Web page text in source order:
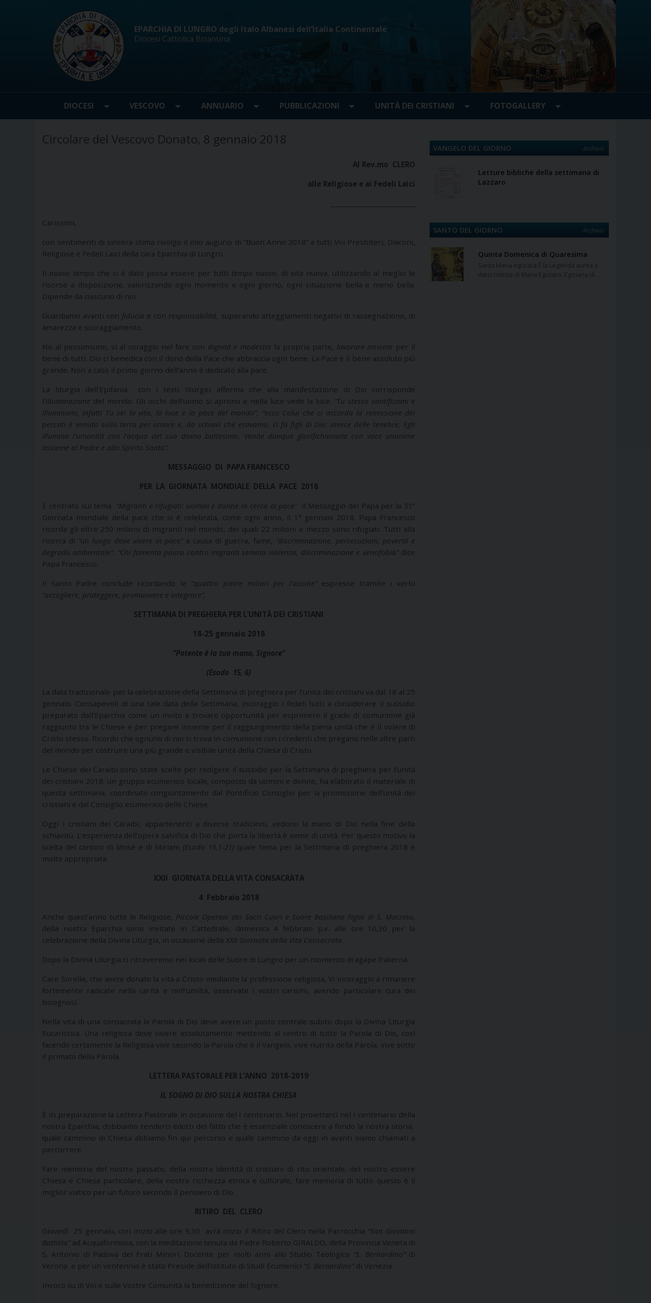
EPARCHIA DI LUNGRO degli Italo Albanesi dell’Italia Continentale
Diocesi Cattolica Bizantina
DIOCESI VESCOVO ANNUARIO PUBBLICAZIONI UNITÀ DEI CRISTIANI FOTOGALLERY
Circolare del Vescovo Donato, 8 gennaio 2018
Al Rev.mo CLERO
alle Religiose e ai Fedeli Laici
Carissimi,
con sentimenti di sincera stima rivolgo il mio augurio di “Buon Anno 2018” a tutti Voi Presbiteri, Diaconi,
Religiose e Fedeli Laici della cara Eparchia di Lungro.
Il nuovo tempo che ci è dato possa essere per tutti tempo nuovo,
di vita nuova, utilizzando al meglio le
risorse a disposizione, valorizzando ogni momento e ogni giorno, ogni situazione bella e meno bella.
Dipende da ciascuno di noi.
Guardiamo avanti con fiducia e con responsabilità, superando atteggiamenti negativi di rassegnazione, di
amarezza e scoraggiamento.
No al pessimismo, sì al coraggio nel fare con dignità e modestia la propria parte, lavorare insieme per il
bene di tutti. Dio ci benedica con il dono della Pace che abbraccia ogni bene. La Pace è il bene assoluto più
grande. Non a caso il primo giorno dell’anno è dedicato alla pace.
La liturgia dell’Epifania con i testi liturgici afferma che alla manifestazione di Dio corrisponde
l’illuminazione del mondo. Gli occhi dell’uomo si aprono e nella luce vede la luce. “Tu stesso santificami e
illuminami, infatti Tu sei la vita, la luce e la pace del mondo”, “ecco Colui che ci accorda la remissione dei
peccati è venuto sulla terra per amore e, da schiavi che eravamo, ci fa figli di Dio; invece delle tenebre, Egli
illumina l’umanità con l’acqua del suo divino battesimo. Venite dunque glorifichiamolo con voce unanime
assieme al Padre e allo Spirito Santo”.
MESSAGGIO DI PAPA FRANCESCO
PER LA GIORNATA MONDIALE DELLA PACE 2018
È centrato sul tema “Migranti e rifugiati: uomini e donne in cerca di pace” il Messaggio del Papa per la 51ª
Giornata mondiale della pace che si è celebrata, come ogni anno, il 1° gennaio 2018. Papa Francesco
ricorda gli oltre 250 milioni di migranti nel mondo, dei quali 22 milioni e mezzo sono rifugiati. Tutti alla
ricerca di “un luogo dove vivere in pace”a causa di guerra, fame, “discriminazione, persecuzioni, povertà e
degrado ambientale”. “Chi fomenta paura contro migranti semina violenza, discriminazione e xenofobia”dice
Papa Francesco.
Il Santo Padre conclude ricordando le “quattro pietre miliari per l’azione” espresse tramite i verbi
“accogliere, proteggere, promuovere e integrare”.
SETTIMANA DI PREGHIERA PER L’UNITÀ DEI CRISTIANI
18-25 gennaio 2018
“Potente è la tua mano, Signore”
(Esodo 15, 6)
La data tradizionale per la celebrazione della Settimana di preghiera per l’unità dei cristiani va dal 18 al 25
gennaio. Consapevoli di una tale data della Settimana, incoraggio i fedeli tutti a considerare il sussidio
preparato dall’Eparchia come un invito a trovare opportunità per esprimere il grado di comunione già
raggiunto tra le Chiese e per pregare insieme per il raggiungimento della piena unità che è il volere di
Cristo stesso. Ricordo che ognuno di noi si trova in comunione con i credenti che pregano nelle altre parti
del mondo per costruire una più grande e visibile unità della Chiesa di Cristo.
Le Chiese dei Caraibi sono state scelte per redigere il sussidio per la Settimana di preghiera per l’unità
dei cristiani 2018; un gruppo ecumenico locale, composto da uomini e donne, ha elaborato il materiale di
questa settimana, coordinato congiuntamente dal Pontificio Consiglio per la promozione dell’unità dei
cristiani e dal Consiglio ecumenico delle Chiese.
Oggi i cristiani dei Caraibi, appartenenti a diverse tradizioni, vedono la mano di Dio nella fine della
schiavitù. L’esperienza dell’opera salvifica di Dio che porta la libertà è seme di unità. Per questo motivo la
scelta del cantico di Mosè e di Miriam (Esodo 15,1-21) quale tema per la Settimana di preghiera 2018 è
molto appropriata.
XXII GIORNATA DELLA VITA CONSACRATA
4 Febbraio 2018
Anche quest’anno tutte le Religiose, Piccole Operaie dei Sacri Cuori e Suore Basiliane Figlie di S. Macrina,
della nostra Eparchia sono invitate in Cattedrale, domenica 4 febbraio p.v. alle ore 10,30 per la
celebrazione della Divina Liturgia, in occasione della XXII Giornata della Vita Consacrata.
Dopo la Divina Liturgia ci ritroveremo nei locali delle Suore di Lungro per un momento di agape fraterna.
Care Sorelle, che avete donato la vita a Cristo mediante la professione religiosa, Vi incoraggio a rimanere
fortemente radicate nella carità e nell’umiltà, osservate i vostri carismi, avendo particolare cura dei
bisognosi.
Nella vita di una consacrata la Parola di Dio deve avere un posto centrale subito dopo la Divina Liturgia
Eucaristica. Una religiosa deve vivere assolutamente mettendo al centro di tutto la Parola di Dio, così
facendo certamente la Religiosa vive secondo la Parola che è il Vangelo, vive nutrita della Parola, vive sotto
il primato della Parola.
LETTERA PASTORALE PER L’ANNO 2018-2019
IL SOGNO DI DIO SULLA NOSTRA CHIESA
È in preparazione la Lettera Pastorale in occasione del I centenario. Nel proiettarci nel I centenario della
nostra Eparchia, dobbiamo renderci edotti del fatto che è essenziale conoscere a fondo la nostra storia;
quale cammino di Chiesa abbiamo fin qui percorso e quale cammino da oggi in avanti siamo chiamati a
percorrere.
Fare memoria del nostro passato, della nostra identità di cristiani di rito orientale, del nostro essere
Chiesa e Chiesa particolare, della nostra ricchezza etnica e culturale, fare memoria di tutto questo è il
miglior viatico per un futuro secondo il pensiero di Dio.
RITIRO DEL CLERO
Giovedì 25 gennaio, con inizio alle ore 9,30 avrà inizio il Ritiro del Clero nella Parrocchia “San Giovanni
Battista”ad Acquaformosa, con la meditazione tenuta da Padre Roberto GIRALDO, della Provincia Veneta di
S. Antonio di Padova dei Frati Minori. Docente per molti anni allo Studio Teologico “S. Bernardino” di
Verona e per un ventennio è stato Preside dell’Istituto di Studi Ecumenici “S. Bernardino” di Venezia.
Invoco su di Voi e sulle Vostre Comunità la benedizione del Signore.
VANGELO DEL GIORNO Archivio
Letture bibliche della settimana di
Lazzaro
SANTO DEL GIORNO Archivio
Quinta Domenica di Quaresima
Santa Maria egiziaca È la Legenda aurea a
darci notizia di Maria Egiziaca. Egiziana di…